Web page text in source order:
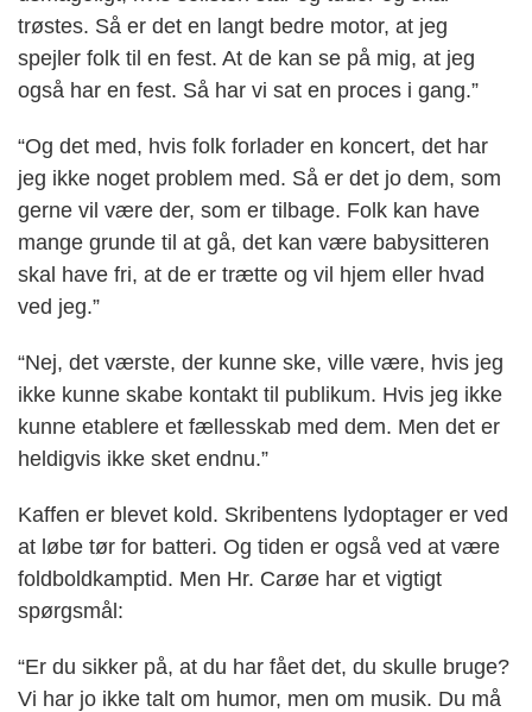
trøstes. Så er det en langt bedre motor, at jeg
spejler folk til en fest. At de kan se på mig, at jeg
også har en fest. Så har vi sat en proces i gang.”
“Og det med, hvis folk forlader en koncert, det har
jeg ikke noget problem med. Så er det jo dem, som
gerne vil være der, som er tilbage. Folk kan have
mange grunde til at gå, det kan være babysitteren
skal have fri, at de er trætte og vil hjem eller hvad
ved jeg.”
“Nej, det værste, der kunne ske, ville være, hvis jeg
ikke kunne skabe kontakt til publikum. Hvis jeg ikke
kunne etablere et fællesskab med dem. Men det er
heldigvis ikke sket endnu.”
Kaffen er blevet kold. Skribentens lydoptager er ved
at løbe tør for batteri. Og tiden er også ved at være
foldboldkamptid. Men Hr. Carøe har et vigtigt
spørgsmål:
“Er du sikker på, at du har fået det, du skulle bruge?
Vi har jo ikke talt om humor, men om musik. Du må